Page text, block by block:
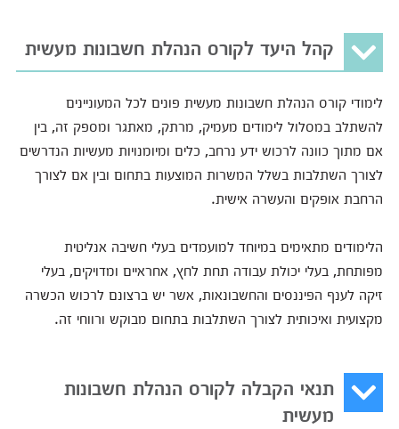
קהל היעד לקורס הנהלת חשבונות מעשית
לימודי קורס הנהלת חשבונות מעשית פונים לכל המעוניינים
להשתלב במסלול לימודים מעמיק, מרתק, מאתגר ומספק זה, בין
אם מתוך כוונה לרכוש ידע נרחב, כלים ומיומנויות מעשיות הנדרשים
לצורך השתלבות בשלל המשרות המוצעות בתחום ובין אם לצורך
הרחבת אופקים והעשרה אישית.
הלימודים מתאימים במיוחד למועמדים בעלי חשיבה אנליטית
מפותחת, בעלי יכולת עבודה תחת לחץ, אחראיים ומדויקים, בעלי
זיקה לענף הפיננסים והחשבונאות, אשר יש ברצונם לרכוש הכשרה
מקצועית ואיכותית לצורך השתלבות בתחום מבוקש ורווחי זה.
תנאי הקבלה לקורס הנהלת חשבונות
מעשית